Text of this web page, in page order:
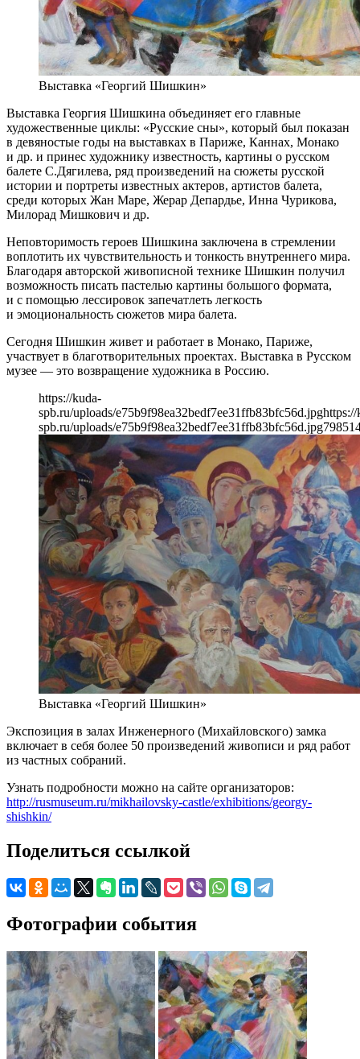
Выставка «Георгий Шишкин»
Выставка Георгия Шишкина объединяет его главные
художественные циклы: «Русские сны», который был показан
в девяностые годы на выставках в Париже, Каннах, Монако
и др. и принес художнику известность, картины о русском
балете С.Дягилева, ряд произведений на сюжеты русской
истории и портреты известных актеров, артистов балета,
среди которых Жан Маре, Жерар Депардье, Инна Чурикова,
Милорад Мишкович и др.
Неповторимость героев Шишкина заключена в стремлении
воплотить их чувствительность и тонкость внутреннего мира.
Благодаря авторской живописной технике Шишкин получил
возможность писать пастелью картины большого формата,
и с помощью лессировок запечатлеть легкость
и эмоциональность сюжетов мира балета.
Сегодня Шишкин живет и работает в Монако, Париже,
участвует в благотворительных проектах. Выставка в Русском
музее — это возвращение художника в Россию.
https://kuda-
spb.ru/uploads/e75b9f98ea32bedf7ee31ffb83bfc56d.jpghttps://
spb.ru/uploads/e75b9f98ea32bedf7ee31ffb83bfc56d.jpg798
Выставка «Георгий Шишкин»
Экспозиция в залах Инженерного (Михайловского) замка
включает в себя более 50 произведений живописи и ряд работ
из частных собраний.
Узнать подробности можно на сайте организаторов:
http://rusmuseum.ru/mikhailovsky-castle/exhibitions/georgy-
shishkin/
Поделиться ссылкой
Фотографии события